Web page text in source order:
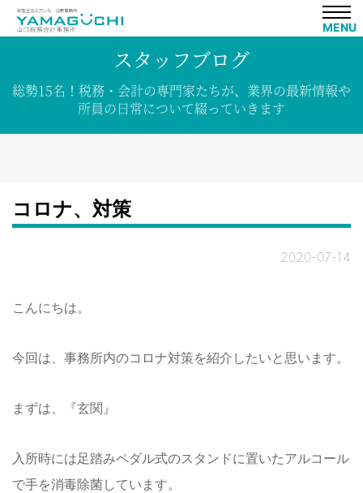
MENU
スタッフブログ
総勢15名！ 税務・会計の専門家たちが、 業界の最新情報や
所員の日常について綴っていきます
コロナ、対策
2020-07-14
こんにちは。
今回は、事務所内のコロナ対策を紹介したいと思います。
まずは、『玄関』
入所時には足踏みペダル式のスタンドに置いたアルコール
で手を消毒除菌しています。